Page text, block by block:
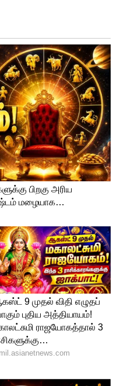
வாழ்வில் உள்ள
நீங்கும். மேலும்
உள்ளது.
தருவதோடு,
தங்கம் குவிய!
நகை கூட